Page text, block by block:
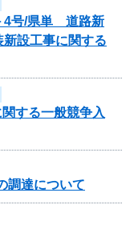
4号/県単 道路新
設工事に関する
する一般競争入
調達について